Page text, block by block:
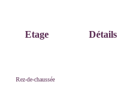
Etage Détails
Rez-de-chaussée